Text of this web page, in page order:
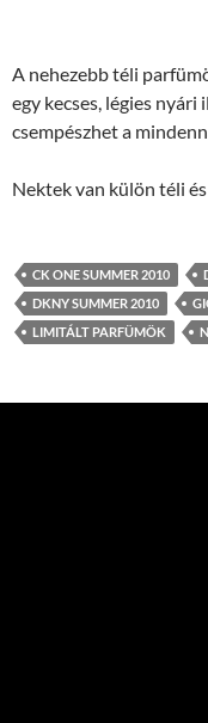
A nehezebb téli
egy kecses, légies
csempészhet a
Nektek van külön téli
CK ONE SUMMER 2010
DKNY SUMMER 2010
LIMITÁLT PARFÜMÖK